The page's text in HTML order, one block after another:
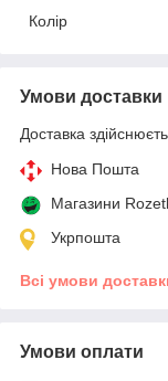
Колір
Умови доставки
Доставка
Нова Пошта
Магазини
Укрпошта
Всі умови
Умови оплати